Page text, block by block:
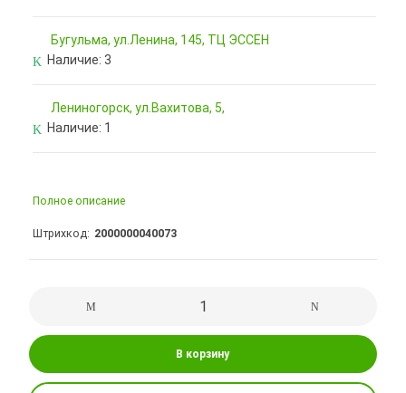
Бугульма, ул.Ленина, 145, ТЦ ЭССЕН
Наличие: 3
Лениногорск, ул.Вахитова, 5,
Наличие: 1
Полное описание
Штрихкод 2000000040073
В корзину